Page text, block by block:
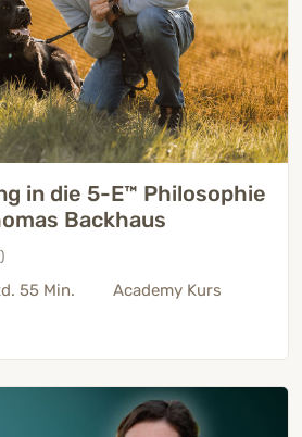
in die 5-E™ Philosophie
Backhaus
55 Min. Academy Kurs